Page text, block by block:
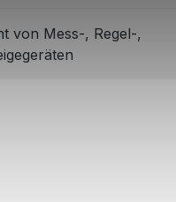
von Mess-, Regel-,